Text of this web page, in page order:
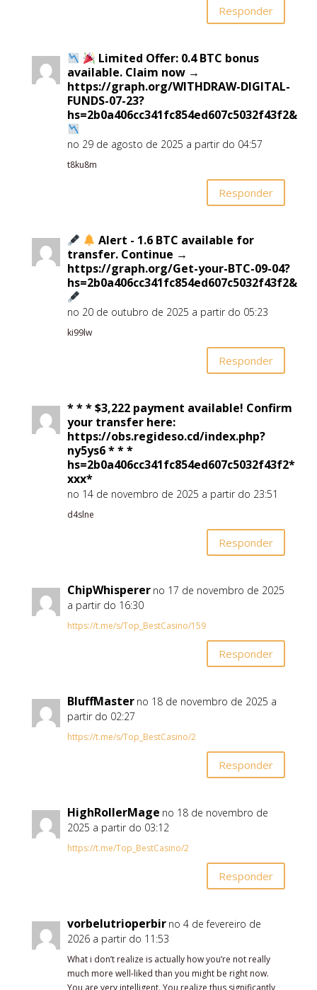
Responder
Limited Offer: 0.4 BTC bonus
available. Claim now →
https://graph.org/WITHDRAW-DIGITAL-
FUNDS-07-23?
hs=2b0a406cc341fc854ed607c5032f43f2&
no 29 de agosto de 2025 a partir do 04:57
t8ku8m
Responder
Alert - 1.6 BTC available for
transfer. Continue →
https://graph.org/Get-your-BTC-09-04?
hs=2b0a406cc341fc854ed607c5032f43f2&
no 20 de outubro de 2025 a partir do 05:23
ki99lw
Responder
* * * $3,222 payment available! Confirm
your transfer here:
https://obs.regideso.cd/index.php?
ny5ys6 * * *
hs=2b0a406cc341fc854ed607c5032f43f2*
ххх*
no 14 de novembro de 2025 a partir do 23:51
d4slne
Responder
ChipWhisperer no 17 de novembro de 2025
a partir do 16:30
https://t.me/s/Top_BestCasino/159
Responder
BluffMaster no 18 de novembro de 2025 a
partir do 02:27
https://t.me/s/Top_BestCasino/2
Responder
HighRollerMage no 18 de novembro de
2025 a partir do 03:12
https://t.me/Top_BestCasino/2
Responder
vorbelutrioperbir no 4 de fevereiro de
2026 a partir do 11:53
What i don’t realize is actually how you’re not really
much more well-liked than you might be right now.